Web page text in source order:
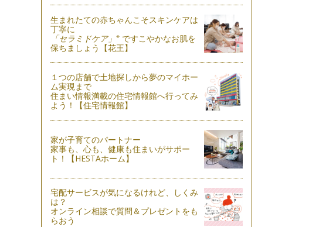
生まれたての赤ちゃんこそスキンケアは
丁寧に
「セラミドケア」 ※ですこやかなお肌を
保ちましょう【花王】
１つの店舗で土地探しから夢のマイホー
ム実現まで
住まい情報満載の住宅情報館へ行ってみ
よう！【住宅情報館】
家が子育てのパートナー
家事も、心も、健康も住まいがサポー
ト！【HESTAホーム】
宅配サービスが気になるけれど、しくみ
は？
オンライン相談で質問＆プレゼントをも
らおう